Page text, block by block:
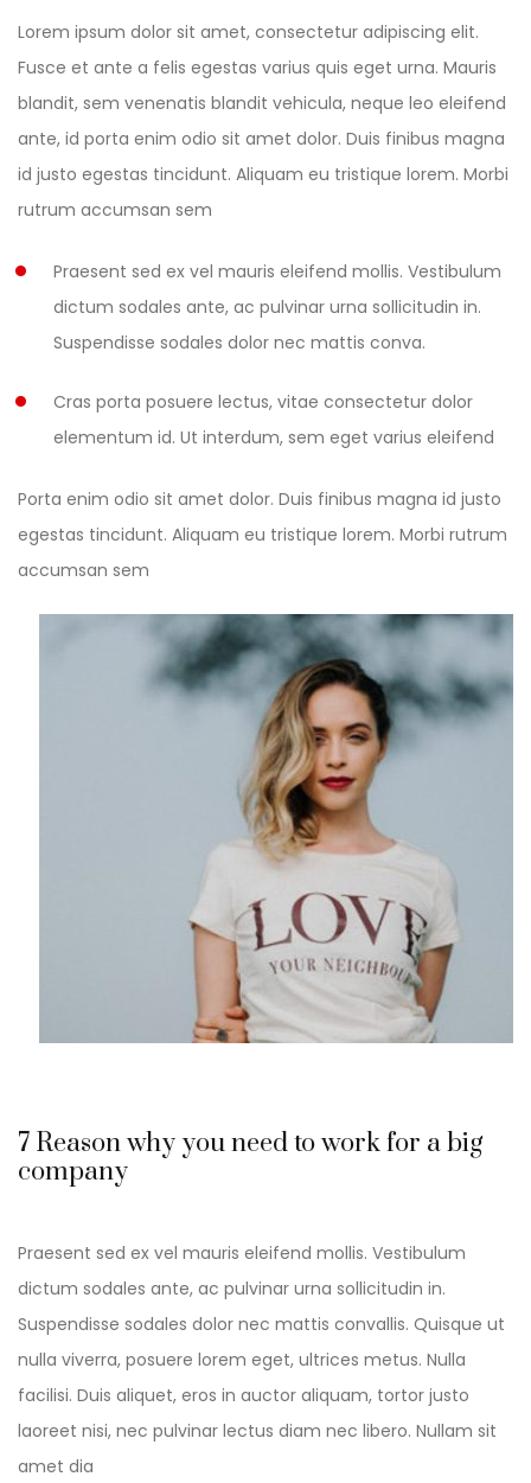
Lorem ipsum dolor sit amet, consectetur adipiscing elit.
Fusce et ante a felis egestas varius quis eget urna. Mauris
blandit, sem venenatis blandit vehicula, neque leo eleifend
ante, id porta enim odio sit amet dolor. Duis finibus magna
id justo egestas tincidunt. Aliquam eu tristique lorem. Morbi
rutrum accumsan sem
Praesent sed ex vel mauris eleifend mollis. Vestibulum
dictum sodales ante, ac pulvinar urna sollicitudin in.
Suspendisse sodales dolor nec mattis conva.
Cras porta posuere lectus, vitae consectetur dolor
elementum id. Ut interdum, sem eget varius eleifend
Porta enim odio sit amet dolor. Duis finibus magna id justo
egestas tincidunt. Aliquam eu tristique lorem. Morbi rutrum
accumsan sem
7 Reason why you need to work for a big
company
Praesent sed ex vel mauris eleifend mollis. Vestibulum
dictum sodales ante, ac pulvinar urna sollicitudin in.
Suspendisse sodales dolor nec mattis convallis. Quisque ut
nulla viverra, posuere lorem eget, ultrices metus. Nulla
facilisi. Duis aliquet, eros in auctor aliquam, tortor justo
laoreet nisi, nec pulvinar lectus diam nec libero. Nullam sit
amet dia